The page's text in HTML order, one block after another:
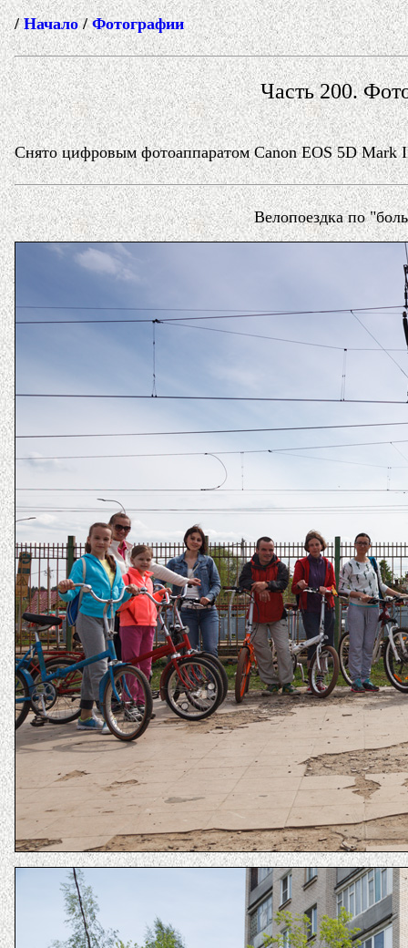
/Начало/Фотографии
Часть 200.
Снято цифровым фотоаппаратом Canon EOS 5D Mark
Велопоездка по